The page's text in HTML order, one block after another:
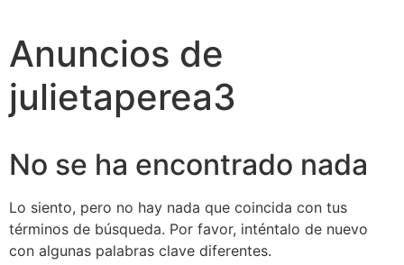
Anuncios de
julietaperea3
No se ha encontrado nada
Lo siento, pero no hay nada que coincida con tus
términos de búsqueda. Por favor, inténtalo de nuevo
con algunas palabras clave diferentes.
Necesarias
Estas
cookies no
son
necesarias
para que
web.